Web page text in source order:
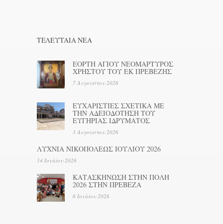
ΤΕΛΕΥΤΑΊΑ ΝΕΑ
ΕΟΡΤΗ ΑΓΙΟΥ ΝΕΟΜΑΡΤΥΡΟΣ
ΧΡΗΣΤΟΥ ΤΟΥ ΕΚ ΠΡΕΒΕΖΗΣ
7 Αυγούστου 2026
ΕΥΧΑΡΙΣΤΙΕΣ ΣΧΕΤΙΚΑ ΜΕ
ΤΗΝ ΑΔΕΙΟΔΟΤΗΣΗ ΤΟΥ
ΕΥΓΗΡΙΑΣ ΙΔΡΥΜΑΤΟΣ
3 Αυγούστου 2026
ΛΥΧΝΙΑ ΝΙΚΟΠΟΛΕΩΣ ΙΟΥΛΙΟΥ 2026
14 Ιουλίου 2026
ΚΑΤΑΣΚΗΝΩΣΗ ΣΤΗΝ ΠΟΛΗ
2026 ΣΤΗΝ ΠΡΕΒΕΖΑ
6 Ιουλίου 2026